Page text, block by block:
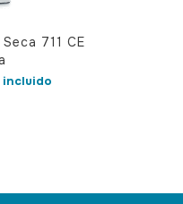
711 CE
incluido